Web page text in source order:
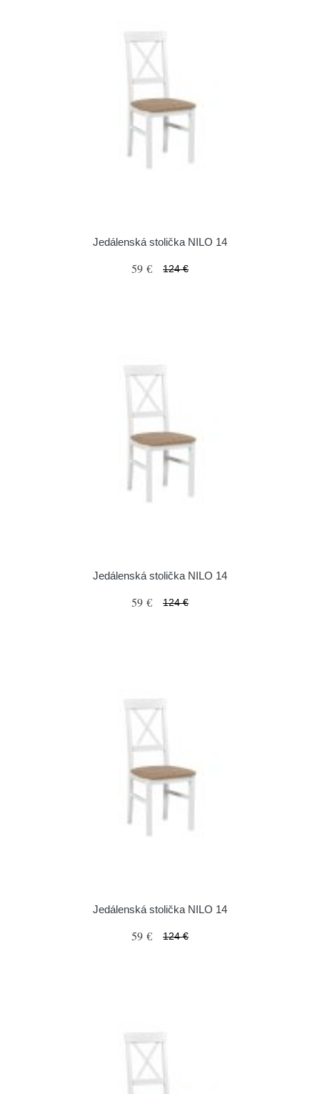
Jedálenská stolička NILO 14
59 € 124 €
Jedálenská stolička NILO 14
59 € 124 €
Jedálenská stolička NILO 14
59 € 124 €